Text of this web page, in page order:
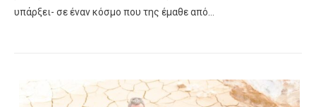
υπάρξει- σε έναν κόσμο που της έμαθε από…